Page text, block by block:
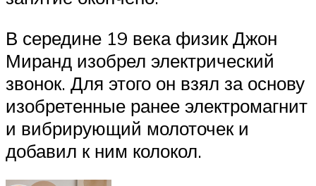
В середине 19 века физик Джон
Миранд изобрел электрический
звонок. Для этого он взял за основу
изобретенные ранее электромагнит
и вибрирующий молоточек и
добавил к ним колокол.